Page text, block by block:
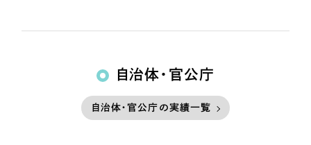
自治体・官公庁
自治体・官公庁の実績一覧